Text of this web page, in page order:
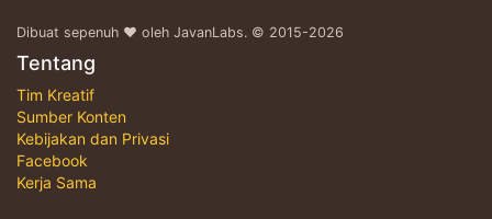
Dibuat sepenuh ♥ oleh JavanLabs. © 2015-2026
Tentang
Tim Kreatif
Sumber Konten
Kebijakan dan Privasi
Facebook
Kerja Sama